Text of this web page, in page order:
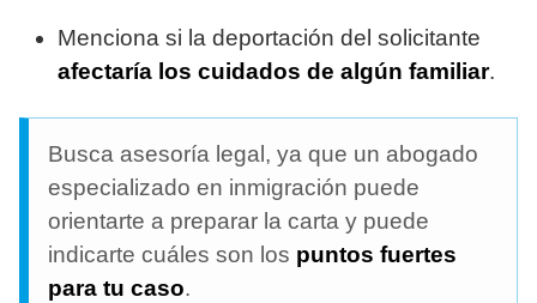
Menciona si la deportación del solicitante
afectaría los cuidados de algún familiar.
Busca asesoría legal, ya que un abogado
especializado en inmigración puede
orientarte a preparar la carta y puede
indicarte cuáles son los puntos fuertes
para tu caso.